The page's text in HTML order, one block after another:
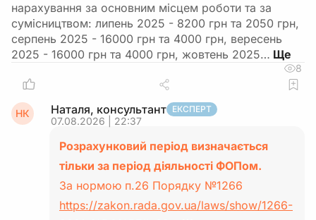
нарахування за основним місцем роботи та за
сумісництвом: липень 2025 - 8200 грн та 2050 грн,
серпень 2025 - 16000 грн та 4000 грн, вересень
2025 - 16000 грн та 4000 грн, жовтень 2025…
8
НК Наталя, консультант ЕКСПЕРТ
07.08.2026 | 22:37
Розрахунковий період визначається
тільки за період діяльності ФОПом.
За нормою п.26 Порядку №1266
https://zakon.rada.gov.ua/laws/show/1266-